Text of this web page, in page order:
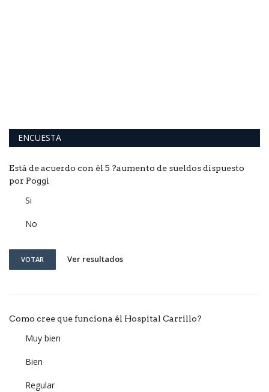
ENCUESTA
Está de acuerdo con él 5 ?aumento de sueldos dispuesto
por Poggi
Si
No
VOTAR Ver resultados
Como cree que funciona él Hospital Carrillo?
Muy bien
Bien
Regular